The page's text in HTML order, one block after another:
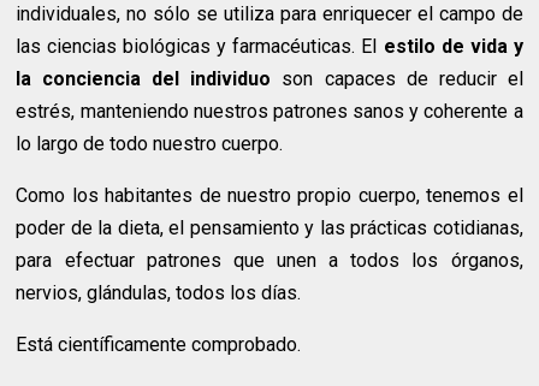
individuales, no sólo se utiliza para enriquecer el campo de
las ciencias biológicas y farmacéuticas. El estilo de vida y
la conciencia del individuo son capaces de reducir el
estrés, manteniendo nuestros patrones sanos y coherente a
lo largo de todo nuestro cuerpo.
Como los habitantes de nuestro propio cuerpo, tenemos el
poder de la dieta, el pensamiento y las prácticas cotidianas,
para efectuar patrones que unen a todos los órganos,
nervios, glándulas, todos los días.
Está científicamente comprobado.